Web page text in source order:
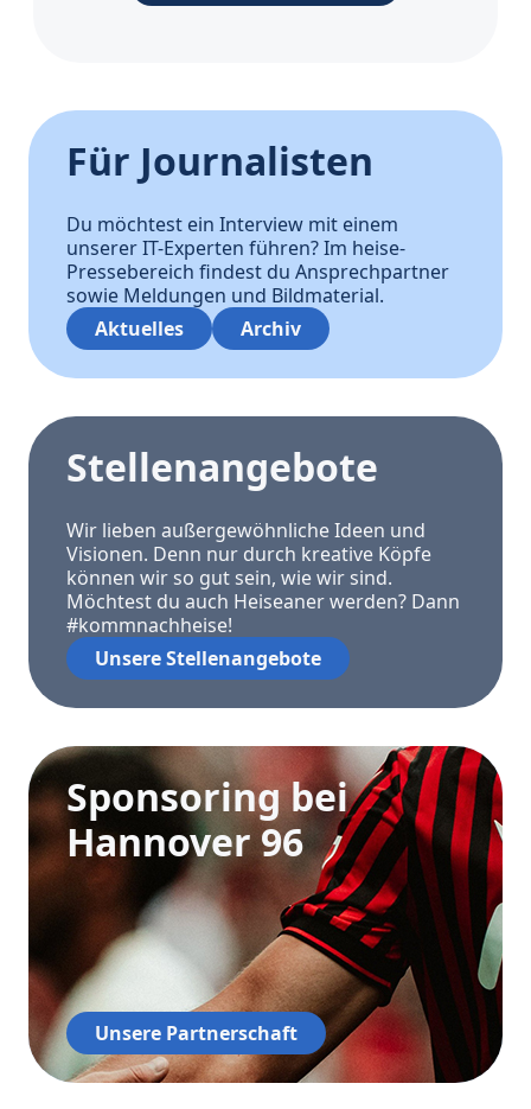
Für Journalisten
Du möchtest ein Interview mit einem
unserer IT-Experten führen? Im heise-
Pressebereich findest du Ansprechpartner
sowie Meldungen und Bildmaterial.
Aktuelles
Archiv
Stellenangebote
Wir lieben außergewöhnliche Ideen und
Visionen. Denn nur durch kreative Köpfe
können wir so gut sein, wie wir sind.
Möchtest du auch Heiseaner werden? Dann
#kommnachheise!
Unsere Stellenangebote
Sponsoring bei
Hannover 96
Unsere Partnerschaft